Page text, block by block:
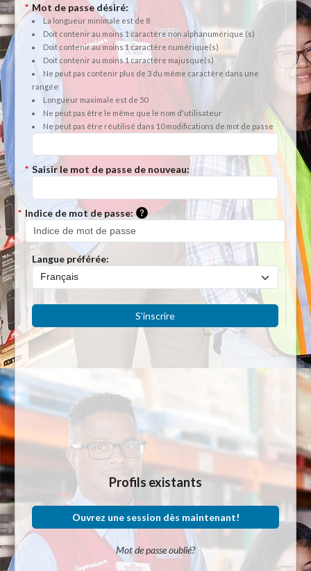
* Mot de passe désiré:
La longueur minimale est de 8
Doit contenir au moins 1 caractère non alphanumérique (s)
Doit contenir au moins 1 caractère numérique(s)
Doit contenir au moins 1 caractère majusque(s)
Ne peut pas contenir plus de 3 du même caractère dans une
rangée
Longueur maximale est de 50
Ne peut pas être le même que le nom d'utilisateur
Ne peut pas être réutilisé dans 10 modifications de mot de passe
* Saisir le mot de passe de nouveau:
* Indice de mot de passe: Veuillez entrer un indice à utiliser
Langue préférée:
S'inscrire
Profils existants
Ouvrez une session dès maintenant!
Mot de passe oublié?